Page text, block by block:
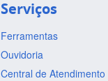
Serviços
Ferramentas
Ouvidoria
Central de Atendimento